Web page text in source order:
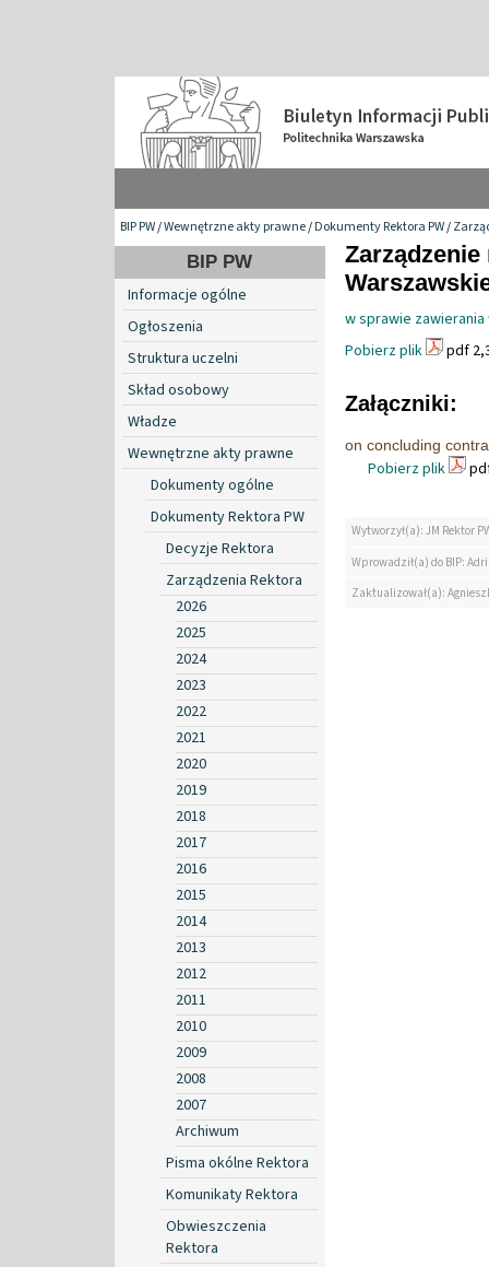
BIP PW/Wewnętrzne akty prawne/Dokumenty Rektora PW/
BIP PW
Informacje ogólne
Ogłoszenia
Struktura uczelni
Skład osobowy
Władze
Wewnętrzne akty prawne
Dokumenty ogólne
Dokumenty Rektora PW
Decyzje Rektora
Zarządzenia Rektora
2026
2025
2024
2023
2022
2021
2020
2019
2018
2017
2016
2015
2014
2013
2012
2011
2010
2009
2008
2007
Archiwum
Pisma okólne Rektora
Komunikaty Rektora
Obwieszczenia
Rektora
w sprawie
Pobierz plik
pdf
Załączniki:
on concluding
Pobierz plik
Wytworzył(a): JM Rektor
Wprowadził(a) do BIP:
Zaktualizował(a):